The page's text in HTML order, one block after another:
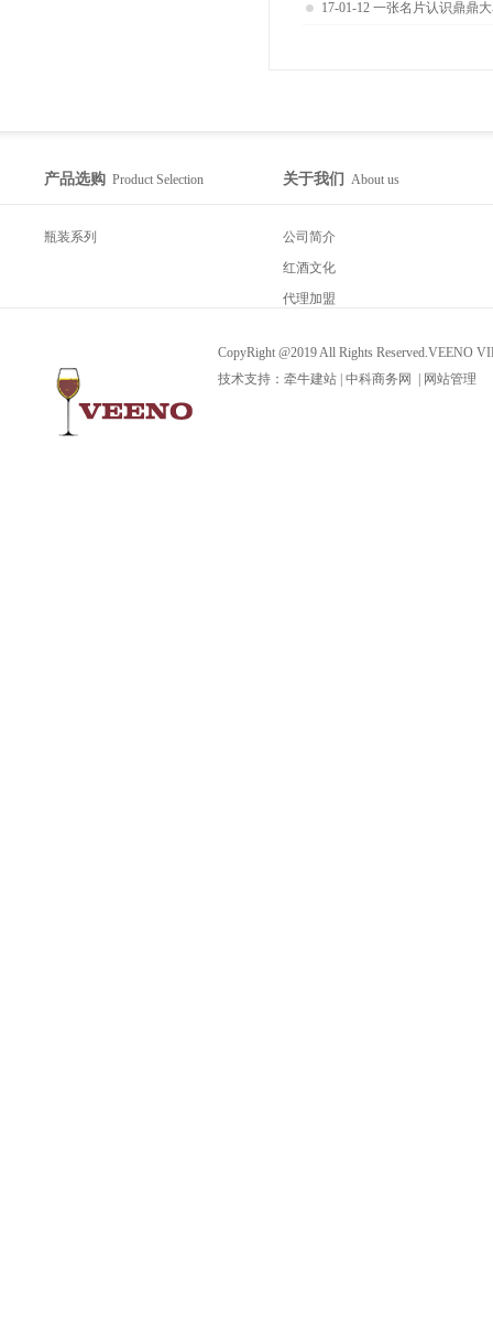
17-01-12 一张名片认识鼎鼎
产品选购 Product Selection
瓶装系列
关于我们 About us
公司简介
红酒文化
代理加盟
CopyRight @2019 All Rights Reserved.VEENO
技术支持： 牵牛建站 | 中科商务网 | 网站管理